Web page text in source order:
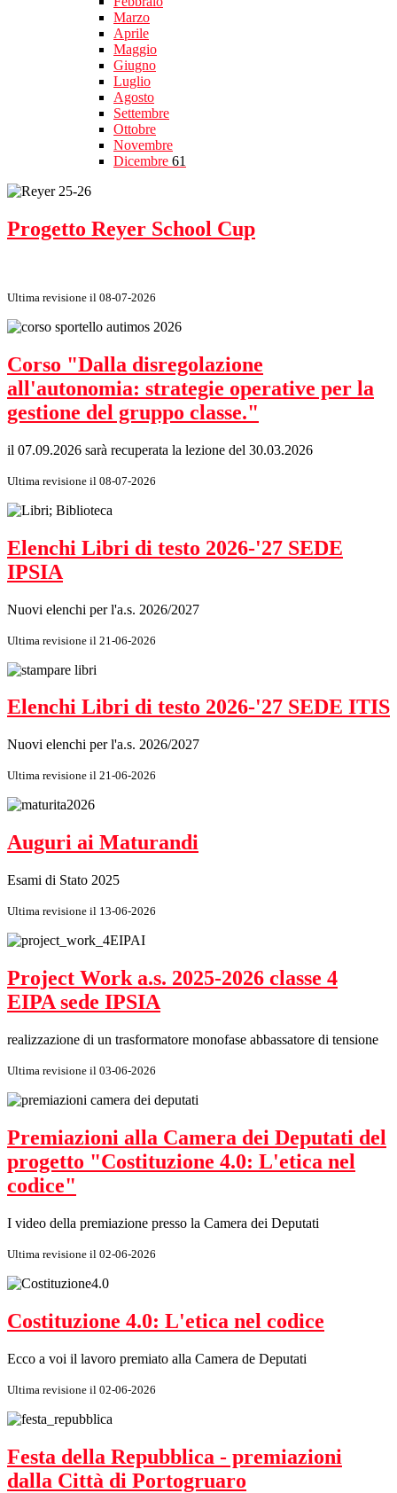
Marzo
Aprile
Maggio
Giugno
Luglio
Agosto
Settembre
Ottobre
Novembre
Dicembre 61
Progetto Reyer School Cup
Ultima revisione il 08-07-2026
Corso "Dalla disregolazione
all'autonomia: strategie operative per la
gestione del gruppo classe."
il 07.09.2026 sarà recuperata la lezione del 30.03.2026
Ultima revisione il 08-07-2026
Elenchi Libri di testo 2026-'27 SEDE
IPSIA
Nuovi elenchi per l'a.s. 2026/2027
Ultima revisione il 21-06-2026
Elenchi Libri di testo 2026-'27 SEDE ITIS
Nuovi elenchi per l'a.s. 2026/2027
Ultima revisione il 21-06-2026
Auguri ai Maturandi
Esami di Stato 2025
Ultima revisione il 13-06-2026
Project Work a.s. 2025-2026 classe 4
EIPA sede IPSIA
realizzazione di un trasformatore monofase abbassatore di tensione
Ultima revisione il 03-06-2026
Premiazioni alla Camera dei Deputati del
progetto "Costituzione 4.0: L'etica nel
codice"
I video della premiazione presso la Camera dei Deputati
Ultima revisione il 02-06-2026
Costituzione 4.0: L'etica nel codice
Ecco a voi il lavoro premiato alla Camera de Deputati
Ultima revisione il 02-06-2026
Festa della Repubblica - premiazioni
dalla Città di Portogruaro